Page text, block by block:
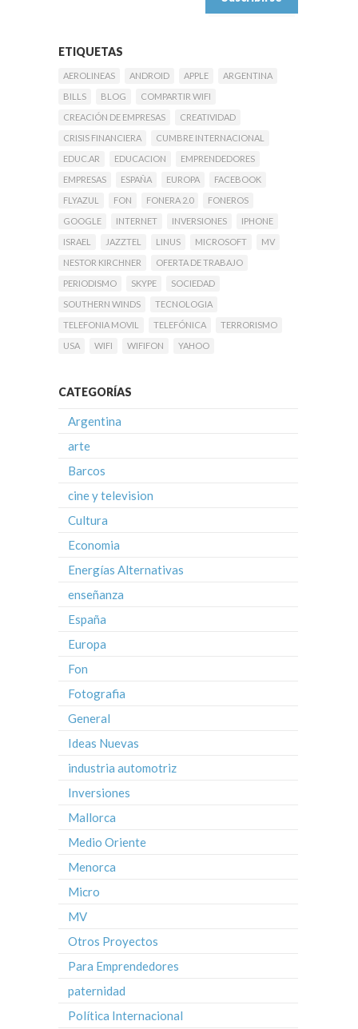
ETIQUETAS
AEROLINEAS ANDROID APPLE
ARGENTINA
BILLS
BLOG
COMPARTIR WIFI
CREACIÓN DE EMPRESAS
CREATIVIDAD
CRISIS FINANCIERA
CUMBRE INTERNACIONAL
EDUC.AR
EDUCACION
EMPRENDEDORES
EMPRESAS
ESPAÑA EUROPA
FACEBOOK
FLYAZUL
FON FONERA 2.0
FONEROS
GOOGLE
INTERNET INVERSIONES
IPHONE
ISRAEL
JAZZTEL LINUS MICROSOFT
MV
NESTOR KIRCHNER
OFERTA DE TRABAJO
PERIODISMO
SKYPE
SOCIEDAD
SOUTHERN WINDS
TECNOLOGIA
TELEFONIA MOVIL
TELEFÓNICA
TERRORISMO
USA
WIFI WIFIFON YAHOO
CATEGORÍAS
Argentina
arte
Barcos
cine y television
Cultura
Economia
Energías Alternativas
enseñanza
España
Europa
Fon
Fotografia
General
Ideas Nuevas
industria automotriz
Inversiones
Mallorca
Medio Oriente
Menorca
Micro
MV
Otros Proyectos
Para Emprendedores
paternidad
Política Internacional